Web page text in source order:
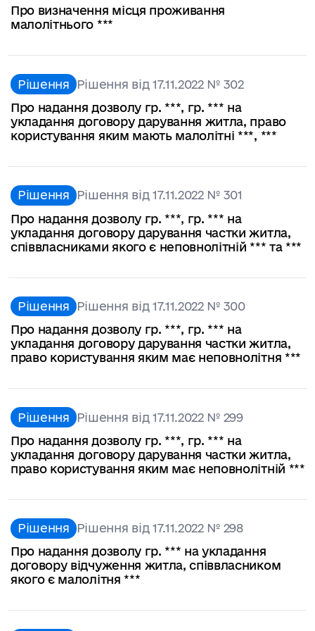
Про визначення місця проживання
малолітнього ***
Рішення Рішення від 17.11.2022 № 302
Про надання дозволу гр. ***, гр. *** на
укладання договору дарування житла, право
користування яким мають малолітні ***, ***
Рішення Рішення від 17.11.2022 № 301
Про надання дозволу гр. ***, гр. *** на
укладання договору дарування частки житла,
співвласниками якого є неповнолітній *** та ***
Рішення Рішення від 17.11.2022 № 300
Про надання дозволу гр. ***, гр. *** на
укладання договору дарування частки житла,
право користування яким має неповнолітня ***
Рішення Рішення від 17.11.2022 № 299
Про надання дозволу гр. ***, гр. *** на
укладання договору дарування частки житла,
право користування яким має неповнолітній ***
Рішення Рішення від 17.11.2022 № 298
Про надання дозволу гр. *** на укладання
договору відчуження житла, співвласником
якого є малолітня ***